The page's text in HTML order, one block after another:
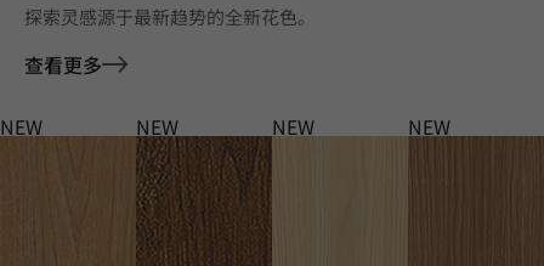
探索灵感源于最新趋势的全新花色。
查看更多
NEW NEW NEW NEW